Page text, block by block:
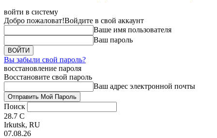
войти в систему
Добро пожаловат!Войдите в свой аккаунт
Ваше имя пользователя
Ваш пароль
Вы забыли свой пароль?
восстановление пароля
Восстановите свой пароль
Ваш адрес электронной почты
Поиск
28.7 C
Irkutsk, RU
07.08.26